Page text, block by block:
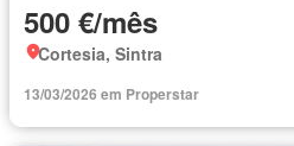
500 €/mês
Cortesia, Sintra
13/03/2026 em Properstar